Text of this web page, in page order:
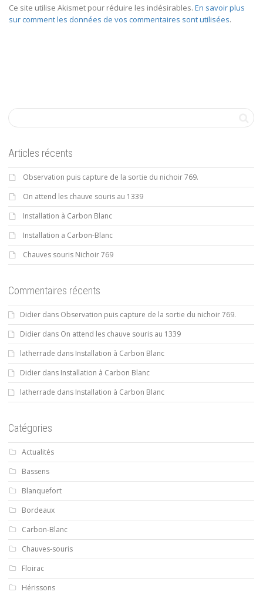
Ce site utilise Akismet pour réduire les indésirables. En savoir plus
sur comment les données de vos commentaires sont utilisées.
Articles récents
Observation puis capture de la sortie du nichoir 769.
On attend les chauve souris au 1339
Installation à Carbon Blanc
Installation a Carbon-Blanc
Chauves souris Nichoir 769
Commentaires récents
Didier dans Observation puis capture de la sortie du nichoir 769.
Didier dans On attend les chauve souris au 1339
latherrade dans Installation à Carbon Blanc
Didier dans Installation à Carbon Blanc
latherrade dans Installation à Carbon Blanc
Catégories
Actualités
Bassens
Blanquefort
Bordeaux
Carbon-Blanc
Chauves-souris
Floirac
Hérissons